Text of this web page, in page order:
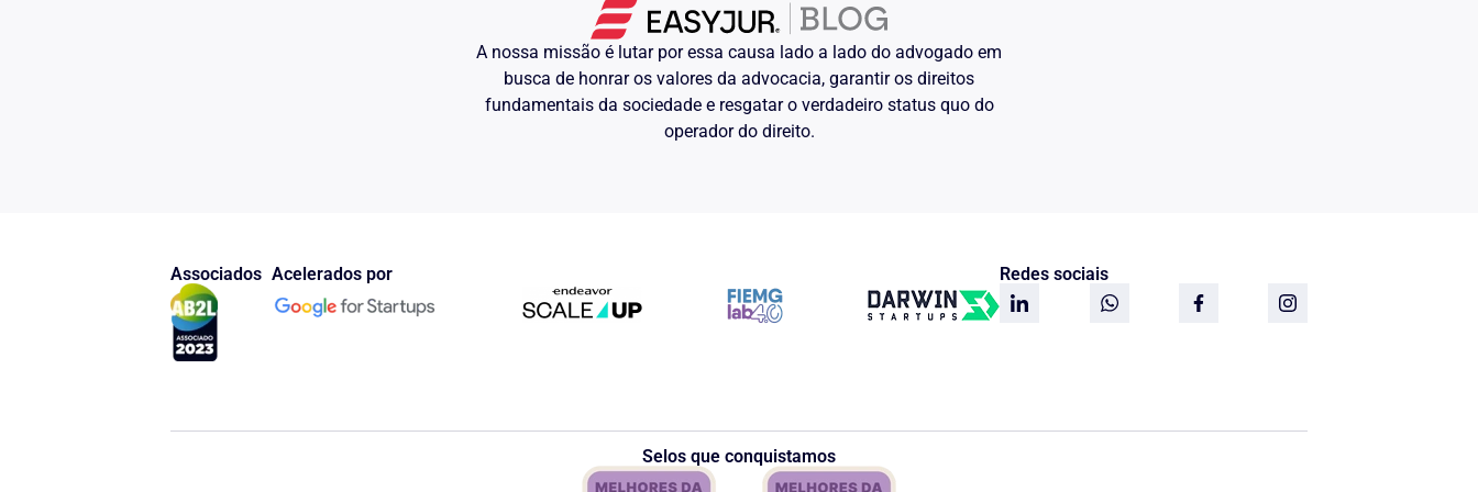
A nossa missão é lutar por essa causa lado a lado do advogado em
busca de honrar os valores da advocacia, garantir os direitos
fundamentais da sociedade e resgatar o verdadeiro status quo do
operador do direito.
Associados Acelerados por Redes sociais
Selos que conquistamos